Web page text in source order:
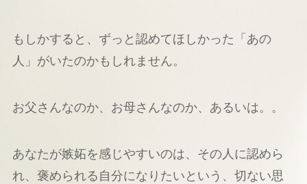
もしかすると、ずっと認めてほしかった「あの
人」がいたのかもしれません。
お父さんなのか、お母さんなのか、あるいは。。
あなたが嫉妬を感じやすいのは、その人に認めら
れ、褒められる自分になりたいという、切ない思